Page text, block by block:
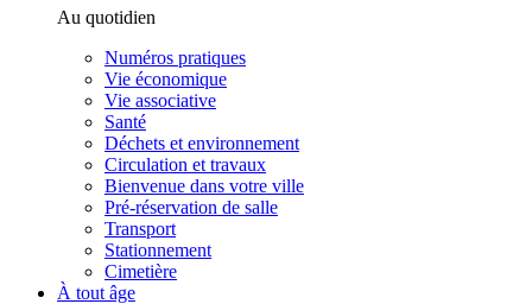
Au quotidien
Numéros pratiques
Vie économique
Vie associative
Santé
Déchets et environnement
Circulation et travaux
Bienvenue dans votre ville
Pré-réservation de salle
Transport
Stationnement
Cimetière
À tout âge